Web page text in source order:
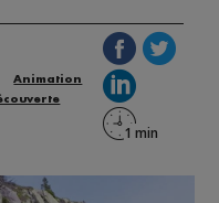
Animation